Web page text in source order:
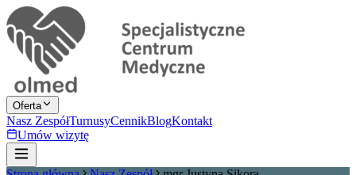
Oferta
Nasz ZespółTurnusyCennikBlogKontakt
Umów wizytę